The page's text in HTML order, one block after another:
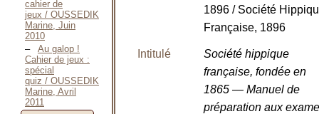
cahier de
jeux / OUSSEDIK
Marine, Juin
2010
Au galop !
Cahier de jeux :
spécial
quiz / OUSSEDIK
Marine, Avril
2011
1896 / Société
Française, 1896
Intitulé
Société hippique
française, fondée en
1865 — Manuel de
préparation aux